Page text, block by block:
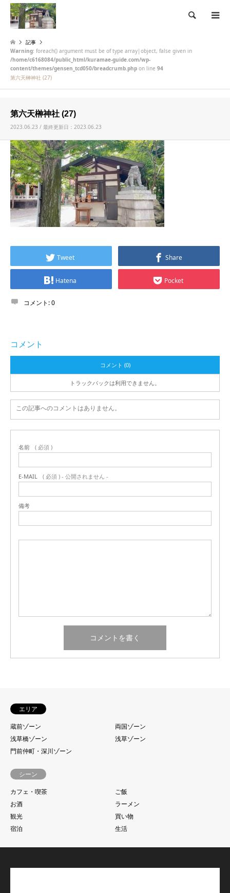
検索
記事
Warning: foreach() argument must be of type array|object, false given in
/home/c6168084/public_html/kuramae-guide.com/wp-
content/themes/gensen_tcd050/breadcrumb.php on line 94
第六天榊神社 (27)
第六天榊神社 (27)
2023.06.23 / 最終更新日：2023.06.23
Tweet Share
Hatena Pocket
コメント:0
コメント
コメント (0)
トラックバックは利用できません。
この記事へのコメントはありません。
名前 ( 必須 )
E-MAIL ( 必須 ) - 公開されません -
備考
エリア
蔵前ゾーン
両国ゾーン
浅草橋ゾーン
浅草ゾーン
門前仲町・深川ゾーン
シーン
カフェ・喫茶
ご飯
お酒
ラーメン
観光
買い物
宿泊
生活